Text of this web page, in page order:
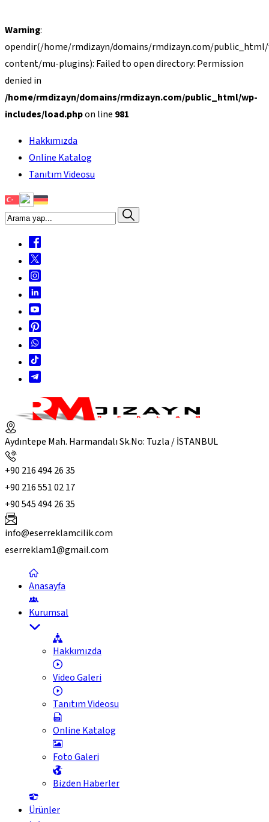
Warning:
opendir(/home/rmdizayn/domains/rmdizayn.com/
content/mu-plugins): Failed to open directory: Permission
denied in
/home/rmdizayn/domains/rmdizayn.com/public_html/wp-
includes/load.phpon line 981
Hakkımızda
Online Katalog
Tanıtım Videosu
Aydıntepe Mah. Harmandalı Sk.No: Tuzla / İSTANBUL
+90 216 494 26 35
+90 216 551 02 17
+90 545 494 26 35
info@eserreklamcilik.com
eserreklam1@gmail.com
Anasayfa
Kurumsal
Hakkımızda
Video Galeri
Tanıtım Videosu
Online Katalog
Foto Galeri
Bizden Haberler
Ürünler